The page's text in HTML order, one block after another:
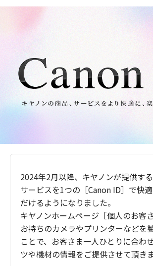
2024年2月以降、キヤノンが提供す
サービスを1つの［Canon ID］で快
だけるようになりました。
キヤノンホームページ［個人のお客
お持ちのカメラやプリンターなどを
ことで、お客さま一人ひとりに合わ
ツや機材の情報をご提供させて頂きま